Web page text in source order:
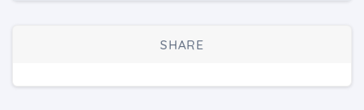
SHARE